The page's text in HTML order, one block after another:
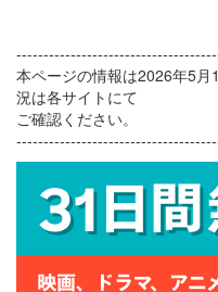
本ページの情報は2026年5
況は各サイトにて
ご確認ください。